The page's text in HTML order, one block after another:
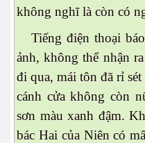
không nghĩ là còn có
Tiếng điện thoại
ảnh, không thể nhận
đi qua, mái tôn đã rỉ
cánh cửa không còn
sơn màu xanh đậm.
bác Hai của Niên có